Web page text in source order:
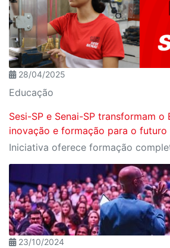
28/04/2025
Educação
Sesi-SP e Senai-SP transformam o
inovação e formação para o futuro
23/10/2024